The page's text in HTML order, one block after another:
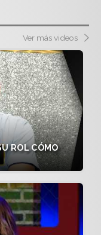
Ver más videos
ROL CÓMO